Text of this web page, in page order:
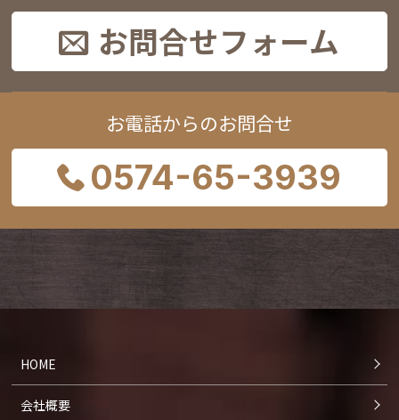
お問合せフォーム
お電話からのお問合せ
0574-65-3939
HOME
会社概要